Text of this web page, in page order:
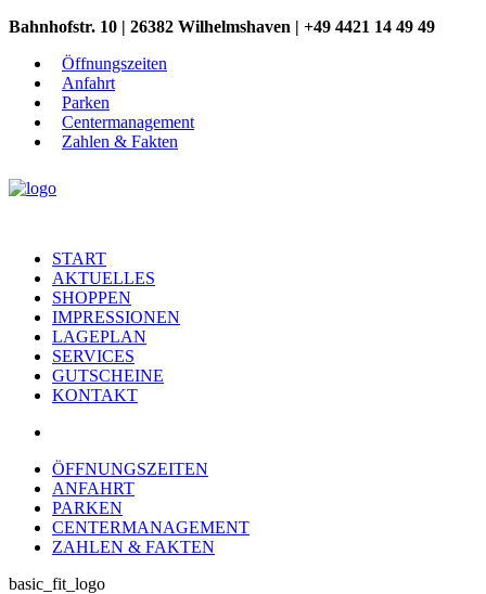
Bahnhofstr. 10 | 26382 Wilhelmshaven | +49 4421 14 49 49
Öffnungszeiten
Anfahrt
Parken
Centermanagement
Zahlen & Fakten
START
AKTUELLES
SHOPPEN
IMPRESSIONEN
LAGEPLAN
SERVICES
GUTSCHEINE
KONTAKT
ÖFFNUNGSZEITEN
ANFAHRT
PARKEN
CENTERMANAGEMENT
ZAHLEN & FAKTEN
basic_fit_logo